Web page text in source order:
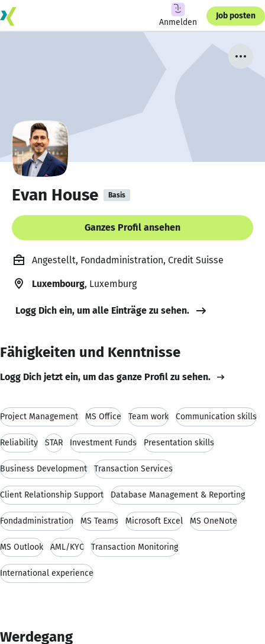
Anmelden
Job posten
Evan House Basis
Ganzes Profil ansehen
Angestellt, Fondadministration, Credit Suisse
Luxembourg, Luxemburg
Logg Dich ein, um alle Einträge zu sehen.
Fähigkeiten und Kenntnisse
Logg Dich jetzt ein, um das ganze Profil zu sehen.
Project Management MS Office Team work Communication skills
Reliability STAR Investment Funds Presentation skills
Business Development Transaction Services
Client Relationship Support Database Management & Reporting
Fondadministration MS Teams Microsoft Excel MS OneNote
MS Outlook AML/KYC Transaction Monitoring
International experience
Werdegang